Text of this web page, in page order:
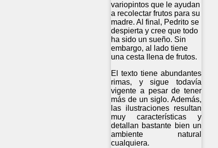
variopintos que le ayudan
a recolectar frutos para su
madre. Al final, Pedrito se
despierta y cree que todo
ha sido un sueño. Sin
embargo, al lado tiene
una cesta llena de frutos.
El texto tiene abundantes
rimas, y sigue todavía
vigente a pesar de tener
más de un siglo. Además,
las ilustraciones resultan
muy características y
detallan bastante bien un
ambiente natural
cualquiera.